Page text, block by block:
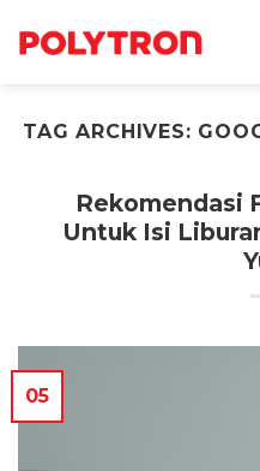
TAG ARCHIVES:
Rekomendasi
Untuk Isi
05